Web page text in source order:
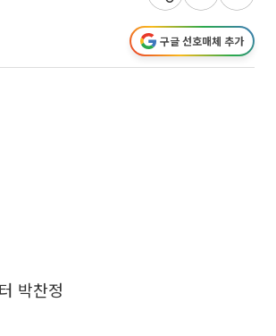
구글 선호매체 추가
박찬정